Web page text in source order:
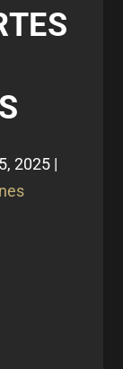
2025 |